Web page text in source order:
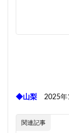
◆山梨 2025年
関連記事